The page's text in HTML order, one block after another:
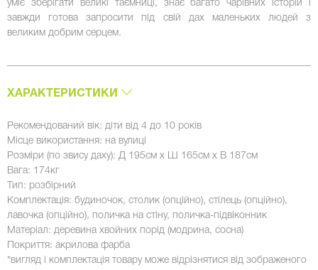
уміє зберігати великі таємниці, знає багато чарівних історій і
завжди готова запросити під свій дах маленьких людей з
великим добрим серцем.
ХАРАКТЕРИСТИКИ
Рекомендований вік: діти від 4 до 10 років
Місце використання: на вулиці
Розміри (по звису даху): Д 195см х Ш 165см х В 187см
Вага: 174кг
Тип: розбірний
Комплектація: будиночок, столик (опційно), стілець (опційно),
лавочка (опційно), поличка на стіну, поличка-підвіконник
Матеріал: деревина хвойних порід (модрина, сосна)
Покриття: акрилова фарба
*вигляд і комплектація товару може відрізнятися від зображеного